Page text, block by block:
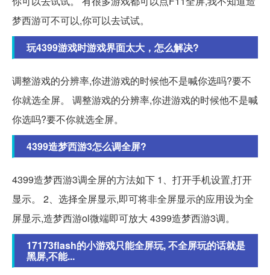
梦西游可不可以,你可以去试试。
玩4399游戏时游戏界面太大，怎么解决?
调整游戏的分辨率,你进游戏的时候他不是喊你选吗?要不
你就选全屏。 调整游戏的分辨率,你进游戏的时候他不是喊
你选吗?要不你就选全屏。
4399造梦西游3怎么调全屏?
4399造梦西游3调全屏的方法如下 1、打开手机设置,打开
显示。 2、选择全屏显示,即可将非全屏显示的应用设为全
屏显示,造梦西游ol微端即可放大 4399造梦西游3调。
17173flash的小游戏只能全屏玩, 不全屏玩的话就是
黑屏,不能...